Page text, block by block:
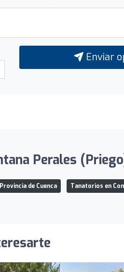
Enviar
Perales
de Cuenca Tanatorios en